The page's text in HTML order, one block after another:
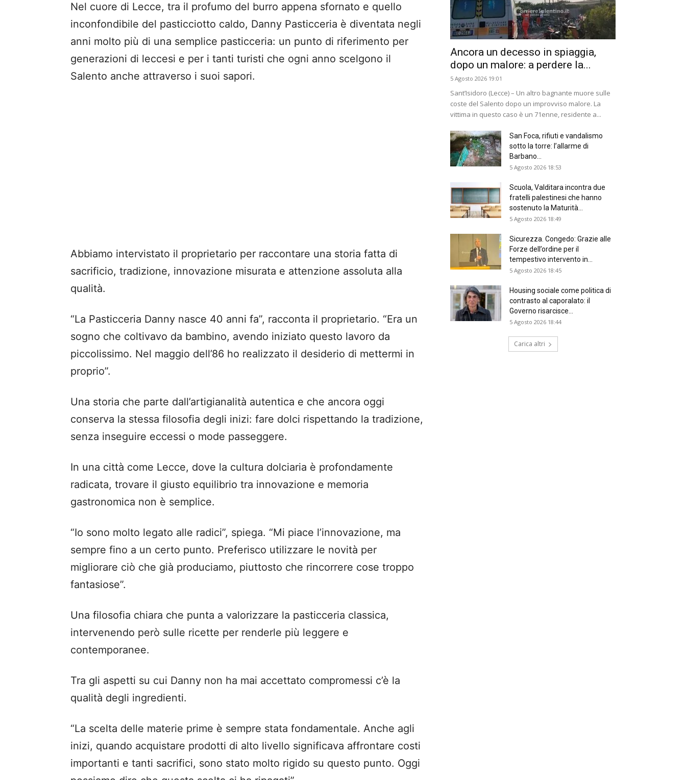
Nel cuore di Lecce, tra il profumo del burro appena sfornato e quello
inconfondibile del pasticciotto caldo, Danny Pasticceria è diventata negli
anni molto più di una semplice pasticceria: un punto di riferimento per
generazioni di leccesi e per i tanti turisti che ogni anno scelgono il
Salento anche attraverso i suoi sapori.
Abbiamo intervistato il proprietario per raccontare una storia fatta di
sacrificio, tradizione, innovazione misurata e attenzione assoluta alla
qualità.
“La Pasticceria Danny nasce 40 anni fa”, racconta il proprietario. “Era un
sogno che coltivavo da bambino, avendo iniziato questo lavoro da
piccolissimo. Nel maggio dell’86 ho realizzato il desiderio di mettermi in
proprio”.
Una storia che parte dall’artigianalità autentica e che ancora oggi
conserva la stessa filosofia degli inizi: fare dolci rispettando la tradizione,
senza inseguire eccessi o mode passeggere.
In una città come Lecce, dove la cultura dolciaria è profondamente
radicata, trovare il giusto equilibrio tra innovazione e memoria
gastronomica non è semplice.
“Io sono molto legato alle radici”, spiega. “Mi piace l’innovazione, ma
sempre fino a un certo punto. Preferisco utilizzare le novità per
migliorare ciò che già produciamo, piuttosto che rincorrere cose troppo
fantasiose”.
Una filosofia chiara che punta a valorizzare la pasticceria classica,
intervenendo però sulle ricette per renderle più leggere e
contemporanee.
Tra gli aspetti su cui Danny non ha mai accettato compromessi c’è la
qualità degli ingredienti.
“La scelta delle materie prime è sempre stata fondamentale. Anche agli
inizi, quando acquistare prodotti di alto livello significava affrontare costi
importanti e tanti sacrifici, sono stato molto rigido su questo punto. Oggi
Ancora un decesso in spiaggia,
dopo un malore: a perdere la...
5 Agosto 2026 19:01
Sant’Isidoro (Lecce) – Un altro bagnante muore sulle
coste del Salento dopo un improvviso malore. La
vittima in questo caso è un 71enne, residente a...
San Foca, rifiuti e vandalismo
sotto la torre: l’allarme di
Barbano...
5 Agosto 2026 18:53
Scuola, Valditara incontra due
fratelli palestinesi che hanno
sostenuto la Maturità...
5 Agosto 2026 18:49
Sicurezza. Congedo: Grazie alle
Forze dell’ordine per il
tempestivo intervento in...
5 Agosto 2026 18:45
Housing sociale come politica di
contrasto al caporalato: il
Governo risarcisce...
5 Agosto 2026 18:44
Carica altri